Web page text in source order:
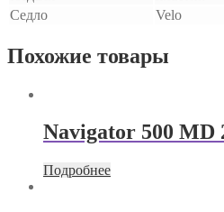
Седло
Velo
Похожие товары
Navigator 500 MD
Подробнее